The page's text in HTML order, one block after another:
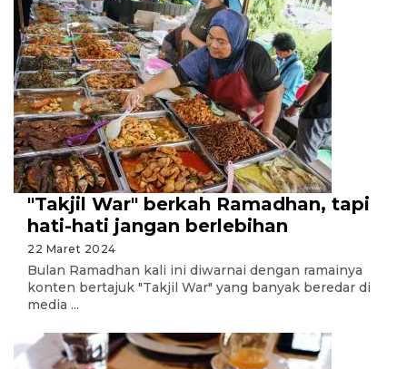
"Takjil War" berkah Ramadhan, tapi
hati-hati jangan berlebihan
22 Maret 2024
Bulan Ramadhan kali ini diwarnai dengan ramainya
konten bertajuk "Takjil War" yang banyak beredar di
media ...